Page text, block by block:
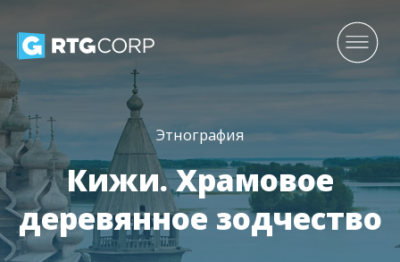
Этнография
Кижи. Храмовое
деревянное зодчество